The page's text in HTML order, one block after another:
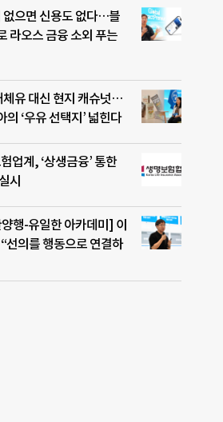
없으면 신용도 없다…블
라오스 금융 소외 푸는
체유 대신 현지 캐슈넛…
의 ‘우유 선택지’ 넓힌다
업계, ‘상생금융’ 통한
시
행-유일한 아카데미] 이
선의를 행동으로 연결하